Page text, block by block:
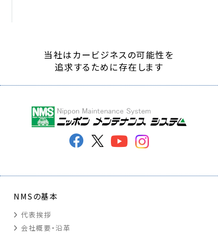
当社はカービジネスの可能性を
追求するために存在します
NMSの基本
代表挨拶
会社概要・沿革